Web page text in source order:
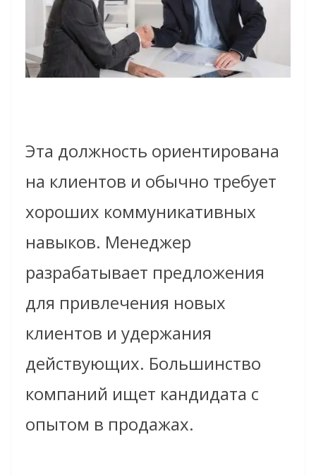
Эта должность ориентирована
на клиентов и обычно требует
хороших коммуникативных
навыков. Менеджер
разрабатывает предложения
для привлечения новых
клиентов и удержания
действующих. Большинство
компаний ищет кандидата с
опытом в продажах.